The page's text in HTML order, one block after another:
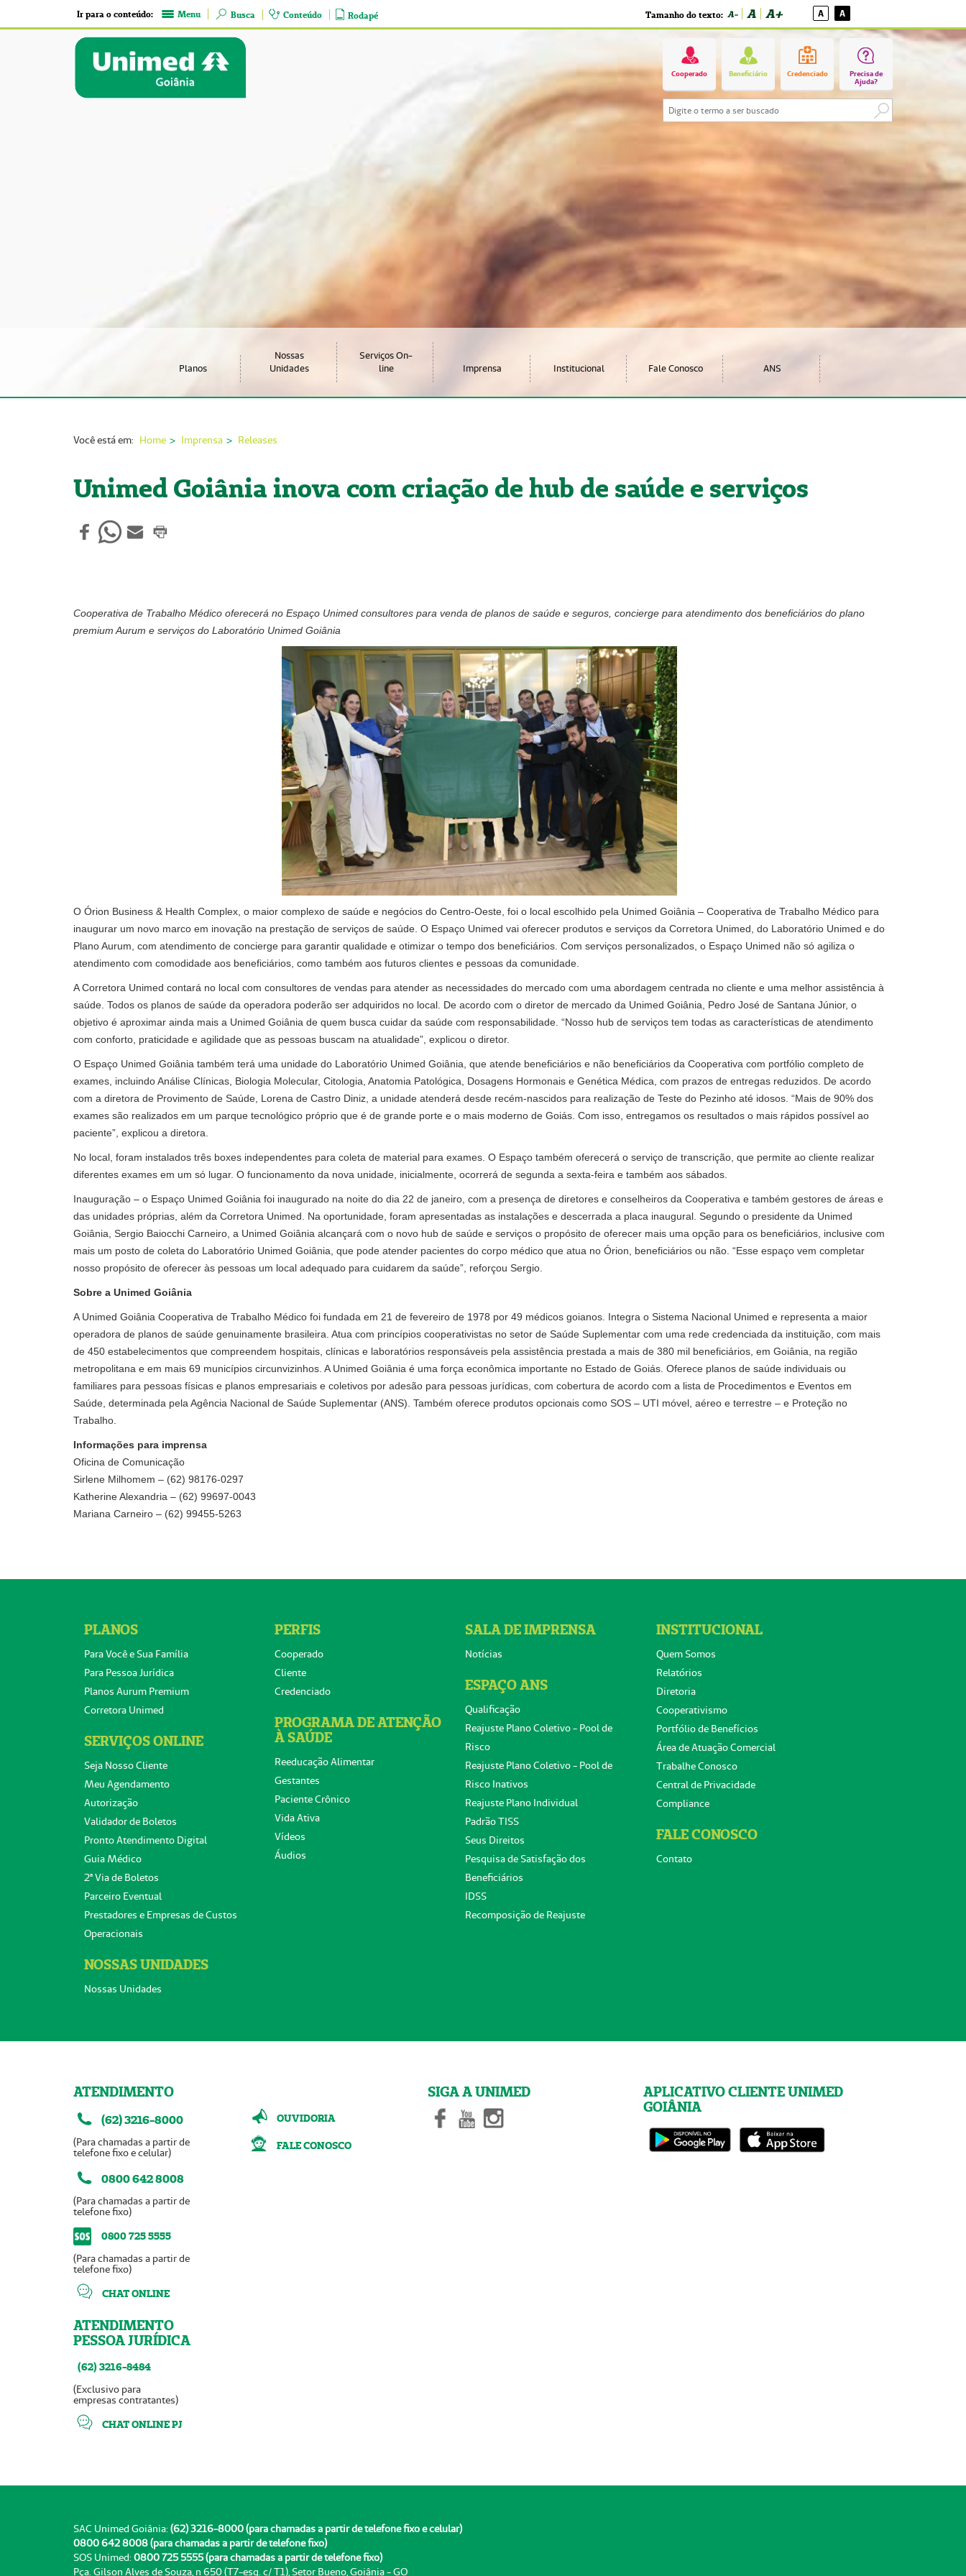
Ir para o conteúdo: Menu Busca Conteúdo Rodapé Tamanho do texto: A- A A+ A A
Cooperado Beneficiário Credenciado
Precisa de
Ajuda?
Planos
Nossas
Unidades
Serviços On-
line
Imprensa Institucional Fale Conosco ANS
Você está em: Home Imprensa Releases
Unimed Goiânia inova com criação de hub de saúde e serviços
Cooperativa de Trabalho Médico oferecerá no Espaço Unimed consultores para venda de planos de saúde e seguros, concierge para atendimento dos beneficiários do plano
premium Aurum e serviços do Laboratório Unimed Goiânia
O Órion Business & Health Complex, o maior complexo de saúde e negócios do Centro-Oeste, foi o local escolhido pela Unimed Goiânia – Cooperativa de Trabalho Médico para
inaugurar um novo marco em inovação na prestação de serviços de saúde. O Espaço Unimed vai oferecer produtos e serviços da Corretora Unimed, do Laboratório Unimed e do
Plano Aurum, com atendimento de concierge para garantir qualidade e otimizar o tempo dos beneficiários. Com serviços personalizados, o Espaço Unimed não só agiliza o
atendimento com comodidade aos beneficiários, como também aos futuros clientes e pessoas da comunidade.
A Corretora Unimed contará no local com consultores de vendas para atender as necessidades do mercado com uma abordagem centrada no cliente e uma melhor assistência à
saúde. Todos os planos de saúde da operadora poderão ser adquiridos no local. De acordo com o diretor de mercado da Unimed Goiânia, Pedro José de Santana Júnior, o
objetivo é aproximar ainda mais a Unimed Goiânia de quem busca cuidar da saúde com responsabilidade. “Nosso hub de serviços tem todas as características de atendimento
com conforto, praticidade e agilidade que as pessoas buscam na atualidade”, explicou o diretor.
O Espaço Unimed Goiânia também terá uma unidade do Laboratório Unimed Goiânia, que atende beneficiários e não beneficiários da Cooperativa com portfólio completo de
exames, incluindo Análise Clínicas, Biologia Molecular, Citologia, Anatomia Patológica, Dosagens Hormonais e Genética Médica, com prazos de entregas reduzidos. De acordo
com a diretora de Provimento de Saúde, Lorena de Castro Diniz, a unidade atenderá desde recém-nascidos para realização de Teste do Pezinho até idosos. “Mais de 90% dos
exames são realizados em um parque tecnológico próprio que é de grande porte e o mais moderno de Goiás. Com isso, entregamos os resultados o mais rápidos possível ao
paciente”, explicou a diretora.
No local, foram instalados três boxes independentes para coleta de material para exames. O Espaço também oferecerá o serviço de transcrição, que permite ao cliente realizar
diferentes exames em um só lugar. O funcionamento da nova unidade, inicialmente, ocorrerá de segunda a sexta-feira e também aos sábados.
Inauguração – o Espaço Unimed Goiânia foi inaugurado na noite do dia 22 de janeiro, com a presença de diretores e conselheiros da Cooperativa e também gestores de áreas e
das unidades próprias, além da Corretora Unimed. Na oportunidade, foram apresentadas as instalações e descerrada a placa inaugural. Segundo o presidente da Unimed
Goiânia, Sergio Baiocchi Carneiro, a Unimed Goiânia alcançará com o novo hub de saúde e serviços o propósito de oferecer mais uma opção para os beneficiários, inclusive com
mais um posto de coleta do Laboratório Unimed Goiânia, que pode atender pacientes do corpo médico que atua no Órion, beneficiários ou não. “Esse espaço vem completar
nosso propósito de oferecer às pessoas um local adequado para cuidarem da saúde”, reforçou Sergio.
Sobre a Unimed Goiânia
A Unimed Goiânia Cooperativa de Trabalho Médico foi fundada em 21 de fevereiro de 1978 por 49 médicos goianos. Integra o Sistema Nacional Unimed e representa a maior
operadora de planos de saúde genuinamente brasileira. Atua com princípios cooperativistas no setor de Saúde Suplementar com uma rede credenciada da instituição, com mais
de 450 estabelecimentos que compreendem hospitais, clínicas e laboratórios responsáveis pela assistência prestada a mais de 380 mil beneficiários, em Goiânia, na região
metropolitana e em mais 69 municípios circunvizinhos. A Unimed Goiânia é uma força econômica importante no Estado de Goiás. Oferece planos de saúde individuais ou
familiares para pessoas físicas e planos empresariais e coletivos por adesão para pessoas jurídicas, com cobertura de acordo com a lista de Procedimentos e Eventos em
Saúde, determinada pela Agência Nacional de Saúde Suplementar (ANS). Também oferece produtos opcionais como SOS – UTI móvel, aéreo e terrestre – e Proteção no
Trabalho.
Informações para imprensa
Oficina de Comunicação
Sirlene Milhomem – (62) 98176-0297
Katherine Alexandria – (62) 99697-0043
Mariana Carneiro – (62) 99455-5263
PLANOS
Para Você e Sua Família
Para Pessoa Jurídica
Planos Aurum Premium
Corretora Unimed
SERVIÇOS ONLINE
Seja Nosso Cliente
Meu Agendamento
Autorização
Validador de Boletos
Pronto Atendimento Digital
Guia Médico
2ª Via de Boletos
Parceiro Eventual
Prestadores e Empresas de Custos
Operacionais
NOSSAS UNIDADES
Nossas Unidades
PERFIS
Cooperado
Cliente
Credenciado
PROGRAMA DE ATENÇÃO
À SAÚDE
Reeducação Alimentar
Gestantes
Paciente Crônico
Vida Ativa
Vídeos
Áudios
SALA DE IMPRENSA
Notícias
ESPAÇO ANS
Qualificação
Reajuste Plano Coletivo - Pool de
Risco
Reajuste Plano Coletivo - Pool de
Risco Inativos
Reajuste Plano Individual
Padrão TISS
Seus Direitos
Pesquisa de Satisfação dos
Beneficiários
IDSS
Recomposição de Reajuste
INSTITUCIONAL
Quem Somos
Relatórios
Diretoria
Cooperativismo
Portfólio de Benefícios
Área de Atuação Comercial
Trabalhe Conosco
Central de Privacidade
Compliance
FALE CONOSCO
Contato
ATENDIMENTO
(62) 3216-8000
(Para chamadas a partir de
telefone fixo e celular)
0800 642 8008
(Para chamadas a partir de
telefone fixo)
0800 725 5555
(Para chamadas a partir de
telefone fixo)
CHAT ONLINE
ATENDIMENTO
PESSOA JURÍDICA
(62) 3216-8484
(Exclusivo para
empresas contratantes)
CHAT ONLINE PJ
OUVIDORIA
FALE CONOSCO
SIGA A UNIMED
APLICATIVO CLIENTE UNIMED
GOIÂNIA
SAC Unimed Goiânia: (62) 3216-8000 (para chamadas a partir de telefone fixo e celular)
0800 642 8008 (para chamadas a partir de telefone fixo)
SOS Unimed: 0800 725 5555 (para chamadas a partir de telefone fixo)
Pça. Gilson Alves de Souza, n 650 (T7-esq. c/ T1), Setor Bueno, Goiânia - GO